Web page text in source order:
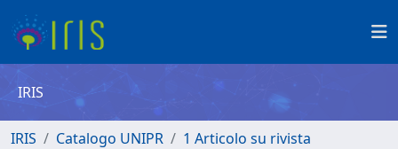
IRIS
IRIS Catalogo UNIPR
1 Articolo su rivista